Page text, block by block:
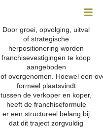
Door groei, opvolging, uitval
of strategische
herpositionering worden
franchisevestigingen te koop
aangeboden
of overgenomen. Hoewel een
formeel plaatsvindt
tussen de verkoper en koper,
heeft de franchiseformule
er een structureel belang bij
dat dit traject zorgvuldig